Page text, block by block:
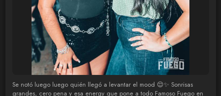
Se notó luego luego quién llegó a levantar el mood 😌✨ Sonrisas
grandes, cero pena y esa energy que pone a todo Famoso Fuego en